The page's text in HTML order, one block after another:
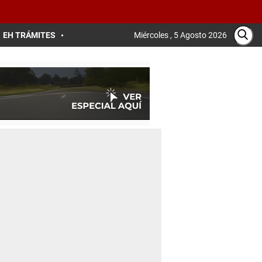
EH TRÁMITES Miércoles , 5 Agosto 2026